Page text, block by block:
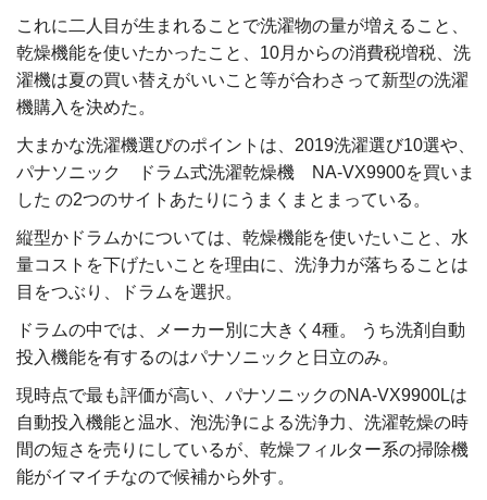
これに二人目が生まれることで洗濯物の量が増えること、
乾燥機能を使いたかったこと、10月からの消費税増税、洗
濯機は夏の買い替えがいいこと等が合わさって新型の洗濯
機購入を決めた。
大まかな洗濯機選びのポイントは、2019洗濯選び10選や、
パナソニック ドラム式洗濯乾燥機 NA-VX9900を買いま
した の2つのサイトあたりにうまくまとまっている。
縦型かドラムかについては、乾燥機能を使いたいこと、水
量コストを下げたいことを理由に、洗浄力が落ちることは
目をつぶり、ドラムを選択。
ドラムの中では、メーカー別に大きく4種。 うち洗剤自動
投入機能を有するのはパナソニックと日立のみ。
現時点で最も評価が高い、パナソニックのNA-VX9900Lは
自動投入機能と温水、泡洗浄による洗浄力、洗濯乾燥の時
間の短さを売りにしているが、乾燥フィルター系の掃除機
能がイマイチなので候補から外す。